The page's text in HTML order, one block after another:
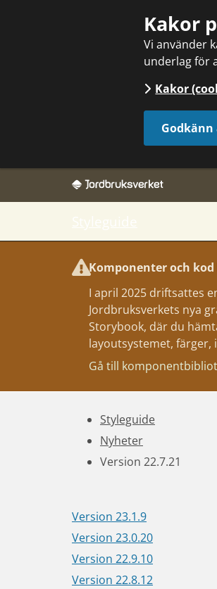
Kakor
Vi använder
underlag för
Kakor
Komponenter och
I april 2025 driftsattes
Jordbruksverkets nya
Storybook, där du
layoutsystemet, färger,
Gå till
Styleguide
Nyheter
Version 22.7.21
Version 23.1.9
Version 23.0.20
Version 22.9.10
Version 22.8.12